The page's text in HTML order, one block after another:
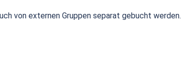
von externen Gruppen separat gebucht werden.